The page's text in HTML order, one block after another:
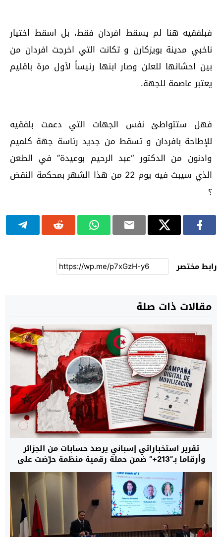
فبلفقيه هنا لم يسقط افردان فقط، بل اسقط اختيار
ناخبي مدينة بويزكارن و تكانت التي اخرجت افردان من
بين احشائها للعلن وصار ابنها رئيساً لأول مرة باقليم
يعتبر عاصمة للجهة.
فهل ستتواطئ نفس الجهات التي دعمت بلفقيه
للإطاحة بافردان و تسقط من جديد رئاسة جهة كلميم
وادنون من الدكتور “عبد الرحيم بوعيدة” في الطعن
الذي سيبث فيه يوم 22 من هذا الشهر بمحكمة النقض
؟
رابط مختصر
مقالات ذات صلة
تقرير استخباراتي إسباني يرصد حسابات من الجزائر
وأرقاما بـ”213+” ضمن حملة رقمية منظمة حرّضت على
اقتحام سبتة